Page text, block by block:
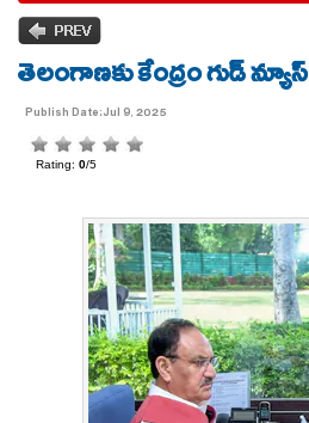
తెలంగాణకు కేంద్రం గుడ్ న్యూస్
Publish Date:Jul 9, 2025